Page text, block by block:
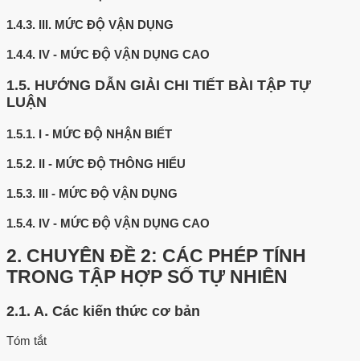
1.4.3. III. MỨC ĐỘ VẬN DỤNG
1.4.4. IV - MỨC ĐỘ VẬN DỤNG CAO
1.5. HƯỚNG DẪN GIẢI CHI TIẾT BÀI TẬP TỰ
LUẬN
1.5.1. I - MỨC ĐỘ NHẬN BIẾT
1.5.2. II - MỨC ĐỘ THÔNG HIỂU
1.5.3. III - MỨC ĐỘ VẬN DỤNG
1.5.4. IV - MỨC ĐỘ VẬN DỤNG CAO
2. CHUYÊN ĐỀ 2: CÁC PHÉP TÍNH
TRONG TẬP HỢP SỐ TỰ NHIÊN
2.1. A. Các kiến thức cơ bản
Tóm tắt